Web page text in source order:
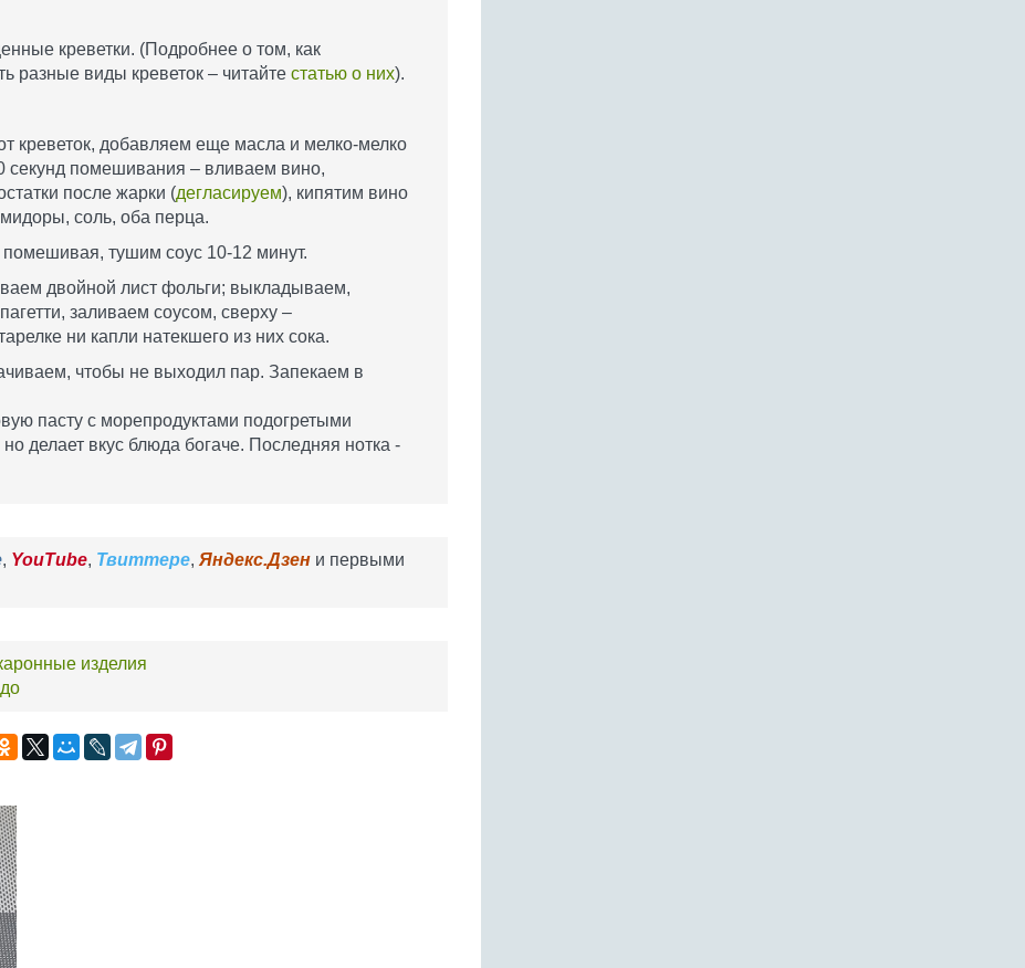
креветки. (Подробнее о том, как
разные виды креветок – читайте статью о них).
креветок, добавляем еще масла и мелко-мелко
секунд помешивания – вливаем вино,
после жарки (дегласируем), кипятим вино
соль, оба перца.
тушим соус 10-12 минут.
двойной лист фольги; выкладываем,
заливаем соусом, сверху –
ни капли натекшего из них сока.
чтобы не выходил пар. Запекаем в
пасту с морепродуктами подогретыми
делает вкус блюда богаче. Последняя нотка -
, YouTube, Твиттере, Яндекс.Дзен и первыми
изделия